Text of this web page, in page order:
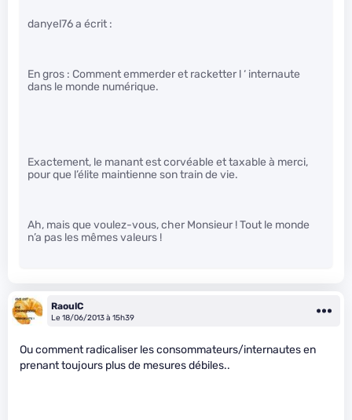
danyel76 a écrit :
En gros : Comment emmerder et racketter l ‘ internaute
dans le monde numérique.
Exactement, le manant est corvéable et taxable à merci,
pour que l’élite maintienne son train de vie.
Ah, mais que voulez-vous, cher Monsieur ! Tout le monde
n’a pas les mêmes valeurs !
RaoulC
Le 18/06/2013 à 15h39
Ou comment radicaliser les consommateurs/internautes en
prenant toujours plus de mesures débiles..